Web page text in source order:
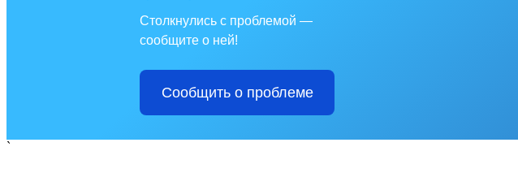
Столкнулись с проблемой —
сообщите о ней!
Сообщить о проблеме
`